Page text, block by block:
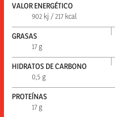
VALOR ENERGÉTICO
902 kj / 217 kcal
GRASAS
17 g
HIDRATOS DE CARBONO
0,5 g
PROTEÍNAS
17 g